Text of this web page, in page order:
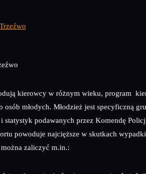
kierowcy w różnym wieku, program
osób młodych. Młodzież jest specyficzną
i statystyk podawanych przez Komendę
powoduje najcięższe w skutkach
zaliczyć m.in.: